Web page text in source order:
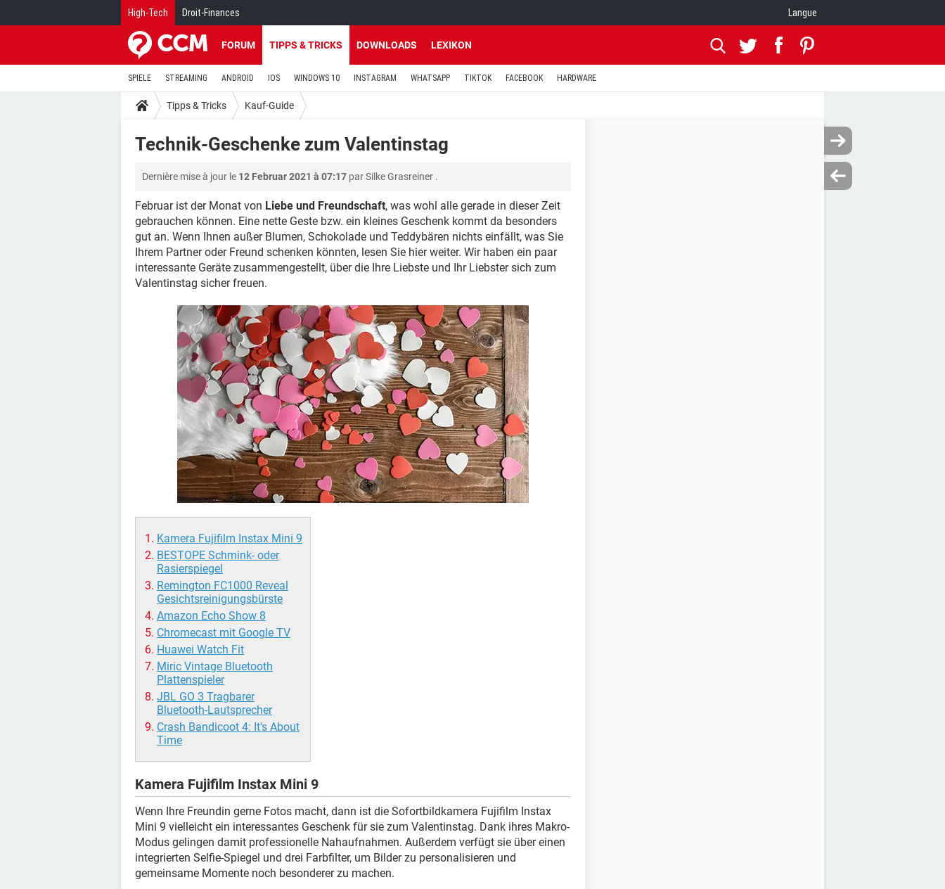
High-Tech Droit-Finances Langue
FORUM TIPPS & TRICKS DOWNLOADS LEXIKON
SPIELE STREAMING ANDROID IOS WINDOWS 10 INSTAGRAM WHATSAPP TIKTOK FACEBOOK HARDWARE
Tipps & Tricks Kauf-Guide
Technik-Geschenke zum Valentinstag
Dernière mise à jour le 12 Februar 2021 à 07:17 parSilke Grasreiner .
Februar ist der Monat von Liebe und Freundschaft, was wohl alle gerade in dieser Zeit
gebrauchen können. Eine nette Geste bzw. ein kleines Geschenk kommt da besonders
gut an. Wenn Ihnen außer Blumen, Schokolade und Teddybären nichts einfällt, was Sie
Ihrem Partner oder Freund schenken könnten, lesen Sie hier weiter. Wir haben ein paar
interessante Geräte zusammengestellt, über die Ihre Liebste und Ihr Liebster sich zum
Valentinstag sicher freuen.
Kamera Fujifilm Instax Mini 9
BESTOPE Schmink- oder
Rasierspiegel
Remington FC1000 Reveal
Gesichtsreinigungsbürste
Amazon Echo Show 8
Chromecast mit Google TV
Huawei Watch Fit
Miric Vintage Bluetooth
Plattenspieler
JBL GO 3 Tragbarer
Bluetooth-Lautsprecher
Crash Bandicoot 4: It's About
Time
Kamera Fujifilm Instax Mini 9
Wenn Ihre Freundin gerne Fotos macht, dann ist die Sofortbildkamera Fujifilm Instax
Mini 9 vielleicht ein interessantes Geschenk für sie zum Valentinstag. Dank ihres Makro-
Modus gelingen damit professionelle Nahaufnahmen. Außerdem verfügt sie über einen
integrierten Selfie-Spiegel und drei Farbfilter, um Bilder zu personalisieren und
gemeinsame Momente noch besonderer zu machen.